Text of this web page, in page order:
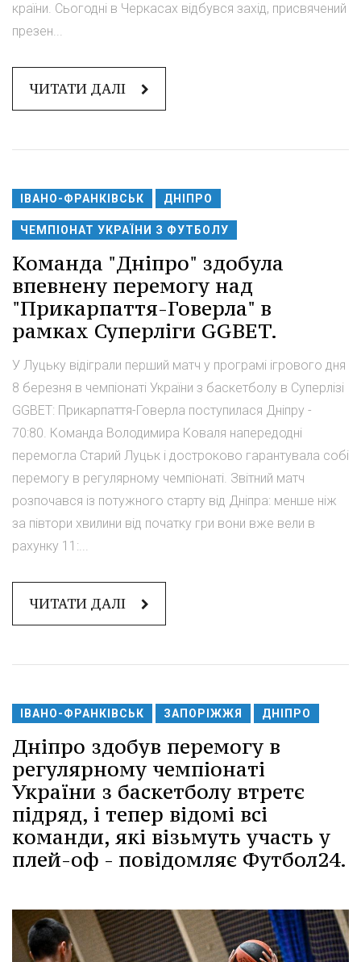
країни. Сьогодні в Черкасах відбувся захід, присвячений
презен...
ЧИТАТИ ДАЛІ
ІВАНО-ФРАНКІВСЬК ДНІПРО
ЧЕМПІОНАТ УКРАЇНИ З ФУТБОЛУ
Команда "Дніпро" здобула
впевнену перемогу над
"Прикарпаття-Говерла" в
рамках Суперліги GGBET.
У Луцьку відіграли перший матч у програмі ігрового дня
8 березня в чемпіонаті України з баскетболу в Суперлізі
GGBET: Прикарпаття-Говерла поступилася Дніпру -
70:80. Команда Володимира Коваля напередодні
перемогла Старий Луцьк і достроково гарантувала собі
перемогу в регулярному чемпіонаті. Звітний матч
розпочався із потужного старту від Дніпра: менше ніж
за півтори хвилини від початку гри вони вже вели в
рахунку 11:...
ЧИТАТИ ДАЛІ
ІВАНО-ФРАНКІВСЬК ЗАПОРІЖЖЯ ДНІПРО
Дніпро здобув перемогу в
регулярному чемпіонаті
України з баскетболу втретє
підряд, і тепер відомі всі
команди, які візьмуть участь у
плей-оф - повідомляє Футбол24.